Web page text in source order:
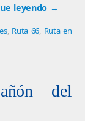
leyendo →
, Ruta 66, Ruta en
del